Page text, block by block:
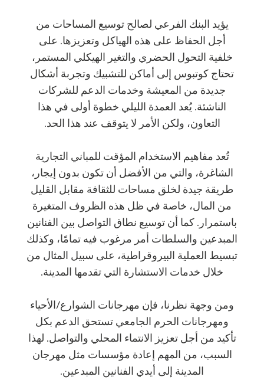
يؤيد البنك الفرعي لصالح توسيع المساحات من
أجل الحفاظ على هذه الهياكل وتعزيزها. على
خلفية التحول الحضري والتغير الهيكلي المستمر،
تحتاج كوتبوس إلى أماكن للتشبيك وتجربة أشكال
جديدة من المعيشة وخدمات الدعم للشركات
الناشئة. يُعد العمدة الليلي خطوة أولى في هذا
التعاون، ولكن الأمر لا يتوقف عند هذا الحد.
تُعد مفاهيم الاستخدام المؤقت للمباني التجارية
الشاغرة، والتي من الأفضل أن تكون بدون إيجار،
طريقة جيدة لخلق مساحات للثقافة مقابل القليل
من المال، خاصة في ظل هذه الظروف المتغيرة
باستمرار. كما أن توسيع نطاق التواصل بين الفنانين
المبدعين والسلطات أمر مرغوب فيه تمامًا، وكذلك
تبسيط العملية البيروقراطية، على سبيل المثال من
خلال خدمات الاستشارة التي تقدمها المدينة.
ومن وجهة نظرنا، فإن مهرجانات الشوارع/الأحياء
ومهرجانات الحرم الجامعي تستحق الدعم بكل
تأكيد من أجل تعزيز الانتماء المحلي والتواصل. لهذا
السبب، من المهم إعادة مؤسسات مثل مهرجان
المدينة إلى أيدي الفنانين المبدعين.